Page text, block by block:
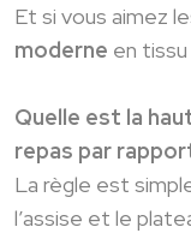
Et si vous aimez
moderne en
Quelle est la
repas par
La règle est
l’assise et le